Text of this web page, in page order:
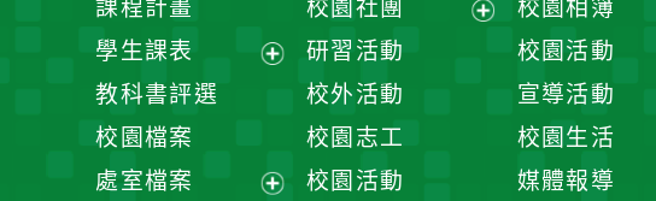
課程計畫
學生課表
單
教科書評選
校園檔案
處室檔案
校園社團
研習活動
校外活動
校園志工
校園活動
校園相簿
校園活動
宣導活動
校園生活
媒體報導